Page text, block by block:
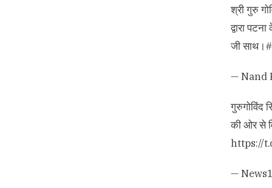
श्री गुरु
द्वारा
जी साथ।
— Nand
गुरुगोविंद
की ओर से
https://
—